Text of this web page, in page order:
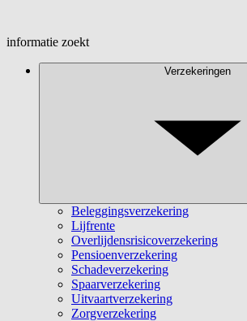
informatie zoekt
Verzekeringen
Beleggingsverzekering
Lijfrente
Overlijdensrisicoverzekering
Pensioenverzekering
Schadeverzekering
Spaarverzekering
Uitvaartverzekering
Zorgverzekering